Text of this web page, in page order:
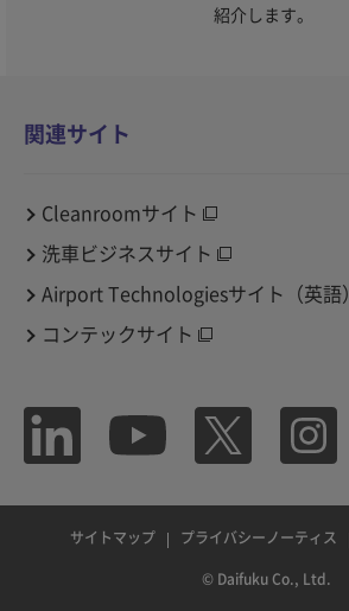
紹介します。
関連サイト
Cleanroomサイト
洗車ビジネスサイト
Airport Technologiesサイト（英語）
コンテックサイト
サイトマップ プライバシーノーティス
© Daifuku Co., Ltd.